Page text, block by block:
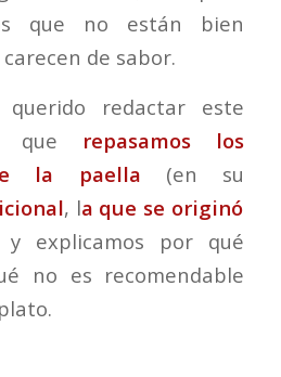
que no están bien
de sabor.
redactar este
que repasamos los
la paella (en su
, la que se originó
y explicamos por qué
no es recomendable